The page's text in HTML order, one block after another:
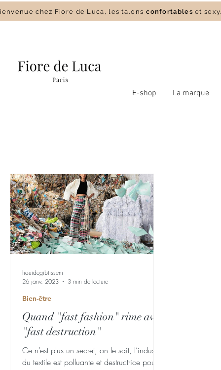
chez Fiore de Luca, les talons confortables et
E-shop La marque
houidegibtissem
26 janv. 2023
3 min de lecture
Bien-être
Quand "fast fashion" rime avec
"fast destruction"
Ce n’est plus un secret, on le sait, l’industrie
du textile est polluante et destructrice pour